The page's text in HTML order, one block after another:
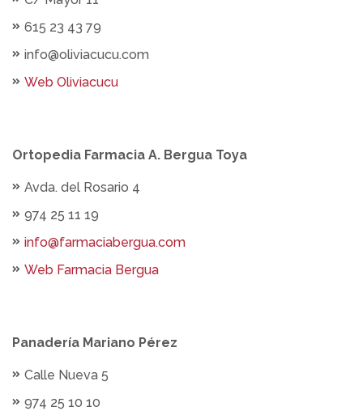
615 23 43 79
info@oliviacucu.com
Web Oliviacucu
Ortopedia Farmacia A. Bergua Toya
Avda. del Rosario 4
974 25 11 19
info@farmaciabergua.com
Web Farmacia Bergua
Panadería Mariano Pérez
Calle Nueva 5
974 25 10 10